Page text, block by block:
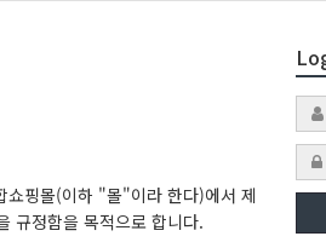
쇼핑몰(이하 "몰"이라 한다)에서 제
규정함을 목적으로 합니다.